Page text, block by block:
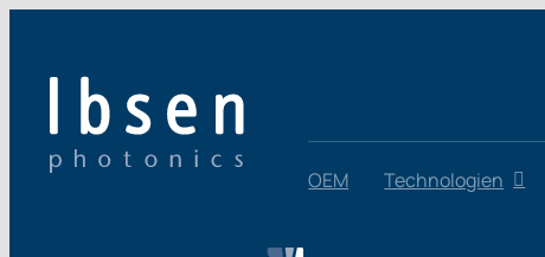
OEM Technologien